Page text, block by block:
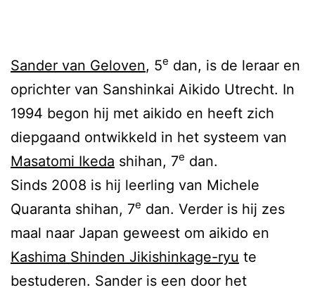
Sander van Geloven, 5e dan, is de leraar en
oprichter van Sanshinkai Aikido Utrecht. In
1994 begon hij met aikido en heeft zich
diepgaand ontwikkeld in het systeem van
Masatomi Ikeda shihan, 7e dan.
Sinds 2008 is hij leerling van Michele
Quaranta shihan, 7e dan. Verder is hij zes
maal naar Japan geweest om aikido en
Kashima Shinden Jikishinkage-ryu te
bestuderen. Sander is een door het